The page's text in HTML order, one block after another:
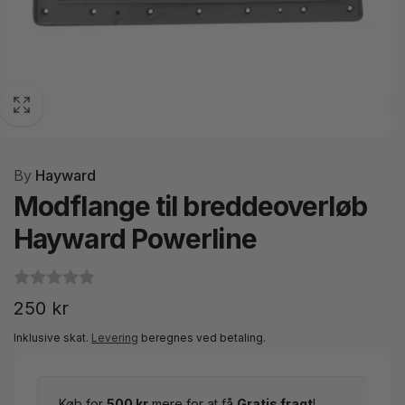
By Hayward
Modflange til breddeoverløb
Hayward Powerline
Normalpris
250 kr
Inklusive skat. Levering beregnes ved betaling.